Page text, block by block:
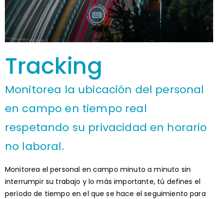
Tracking
Monitorea la ubicación del personal
en campo en tiempo real
respetando su privacidad en horario
no laboral.
Monitorea el personal en campo minuto a minuto sin
interrumpir su trabajo y lo más importante, tú defines el
período de tiempo en el que se hace el seguimiento para